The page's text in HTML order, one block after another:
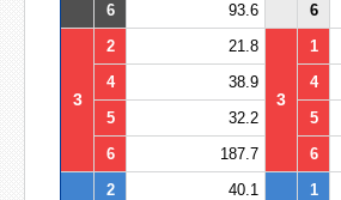
6
93.6 6
3
2 21.8
3
1
4
38.9 4
5
32.2 5
6
187.7 6
2 40.1 1